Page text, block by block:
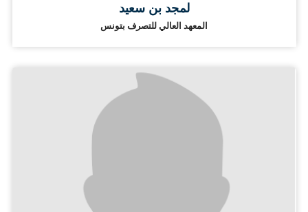
لمجد بن سعيد
المعهد العالي للتصرف بتونس